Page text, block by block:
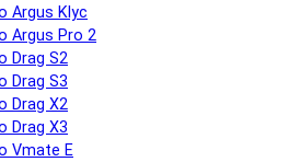
Argus Klyc
Argus Pro 2
Drag S2
Drag S3
Drag X2
Drag X3
Vmate E